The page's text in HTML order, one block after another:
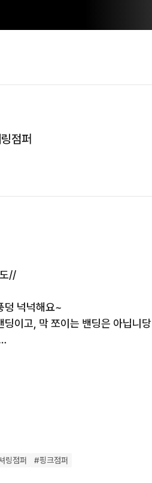
점퍼
//
덩 넉넉해요~
딩이고, 막 쪼이는 밴딩은 아닙니당
추가배송비 +3000원🙋‍♀️
링점퍼 #핑크점퍼